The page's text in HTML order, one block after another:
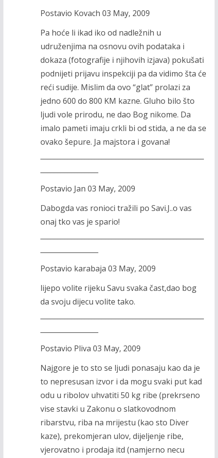
Postavio Kovach 03 May, 2009
Pa hoće li ikad iko od nadležnih u
udruženjima na osnovu ovih podataka i
dokaza (fotografije i njihovih izjava) pokušati
podnijeti prijavu inspekciji pa da vidimo šta će
reći sudije. Mislim da ovo “glat” prolazi za
jedno 600 do 800 KM kazne. Gluho bilo što
ljudi vole prirodu, ne dao Bog nikome. Da
imalo pameti imaju crkli bi od stida, a ne da se
ovako šepure. Ja majstora i govana!
Postavio Jan 03 May, 2009
Dabogda vas ronioci tražili po Savi.J..o vas
onaj tko vas je spario!
Postavio karabaja 03 May, 2009
lijepo volite rijeku Savu svaka čast,dao bog
da svoju dijecu volite tako.
Postavio Pliva 03 May, 2009
Najgore je to sto se ljudi ponasaju kao da je
to nepresusan izvor i da mogu svaki put kad
odu u ribolov uhvatiti 50 kg ribe (prekrseno
vise stavki u Zakonu o slatkovodnom
ribarstvu, riba na mrijestu (kao sto Diver
kaze), prekomjeran ulov, dijeljenje ribe,
vjerovatno i prodaja itd (namjerno necu